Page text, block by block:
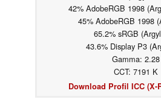
42% AdobeRGB 1998
45% AdobeRGB 1998
65.2% sRGB
43.6% Display P3
Gamma: 2.28
CCT: 7191 K
Download Profil ICC (X-